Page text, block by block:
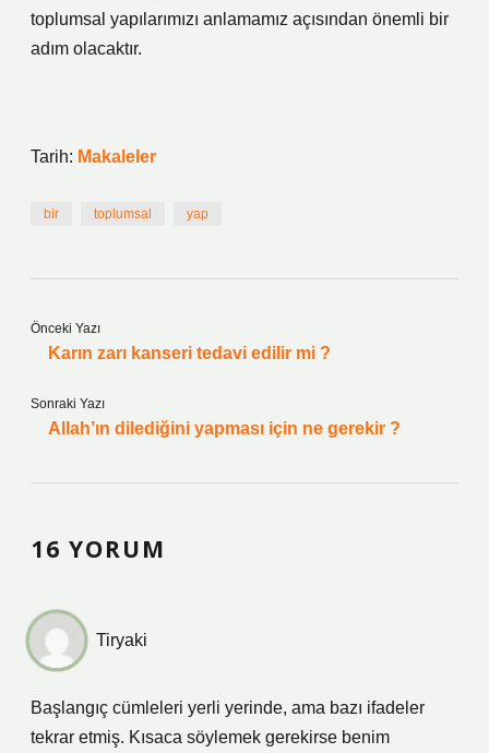
toplumsal yapılarımızı anlamamız açısından önemli bir
adım olacaktır.
Tarih: Makaleler
bir toplumsal yap
Önceki Yazı
Karın zarı kanseri tedavi edilir mi ?
Sonraki Yazı
Allah’ın dilediğini yapması için ne gerekir ?
16 YORUM
Tiryaki
Başlangıç cümleleri yerli yerinde, ama bazı ifadeler
tekrar etmiş. Kısaca söylemek gerekirse benim